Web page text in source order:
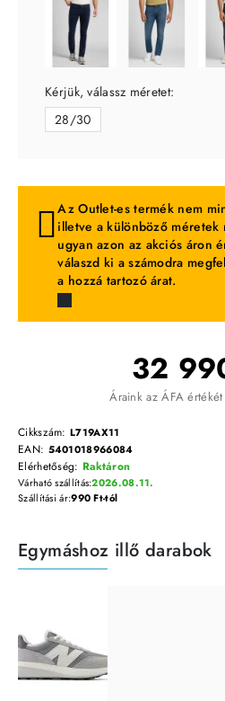
32
Áraink az ÁFA értékét
Cikkszám: L719AX11
EAN: 5401018966084
Elérhetőség: Raktáron
Várható szállítás:2026.08.11.
Szállítási ár:990 Ft-tól
Kérjük, válassz méretet:
28/30
Az Outlet-es termék nem
illetve a különböző méretek
ugyan azon az akciós áron
válaszd ki a számodra
a hozzá tartozó árat.
Egymáshoz illő darabok